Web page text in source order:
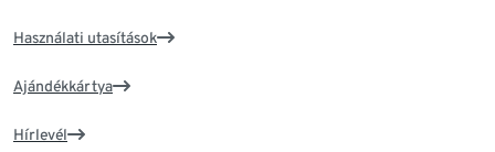
Használati utasítások
Ajándékkártya
Hírlevél